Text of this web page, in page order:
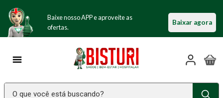
Baixe nosso APP e aproveite as
ofertas.
Baixar agora
O que você está buscando?